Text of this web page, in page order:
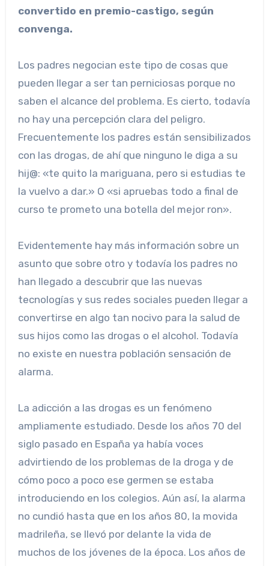
convertido en premio-castigo, según
convenga.
Los padres negocian este tipo de cosas que
pueden llegar a ser tan perniciosas porque no
saben el alcance del problema. Es cierto, todavía
no hay una percepción clara del peligro.
Frecuentemente los padres están sensibilizados
con las drogas, de ahí que ninguno le diga a su
hij@: «te quito la mariguana, pero si estudias te
la vuelvo a dar.» O «si apruebas todo a final de
curso te prometo una botella del mejor ron».
Evidentemente hay más información sobre un
asunto que sobre otro y todavía los padres no
han llegado a descubrir que las nuevas
tecnologías y sus redes sociales pueden llegar a
convertirse en algo tan nocivo para la salud de
sus hijos como las drogas o el alcohol. Todavía
no existe en nuestra población sensación de
alarma.
La adicción a las drogas es un fenómeno
ampliamente estudiado. Desde los años 70 del
siglo pasado en España ya había voces
advirtiendo de los problemas de la droga y de
cómo poco a poco ese germen se estaba
introduciendo en los colegios. Aún así, la alarma
no cundió hasta que en los años 80, la movida
madrileña, se llevó por delante la vida de
muchos de los jóvenes de la época. Los años de